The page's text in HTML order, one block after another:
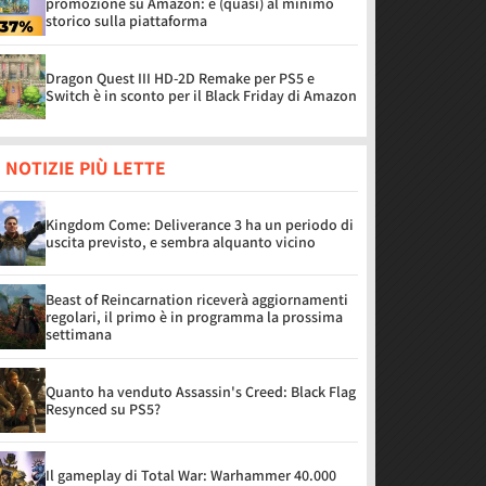
storico sulla piattaforma
Dragon Quest III HD-2D Remake per PS5 e
Switch è in sconto per il Black Friday di Amazon
NOTIZIE PIÙ LETTE
Kingdom Come: Deliverance 3 ha un periodo di
uscita previsto, e sembra alquanto vicino
Beast of Reincarnation riceverà aggiornamenti
regolari, il primo è in programma la prossima
settimana
Quanto ha venduto Assassin's Creed: Black Flag
Resynced su PS5?
Il gameplay di Total War: Warhammer 40.000